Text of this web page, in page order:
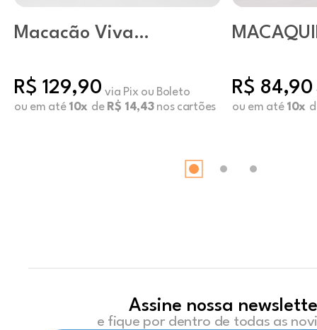
Macacão Viva
R$ 129,90 via Pix ou Boleto
ou em até 10x de R$ 14,43nos cartões
R$ 84,90
ou em até 10x
Assine nossa
e fique por dentro de todas as